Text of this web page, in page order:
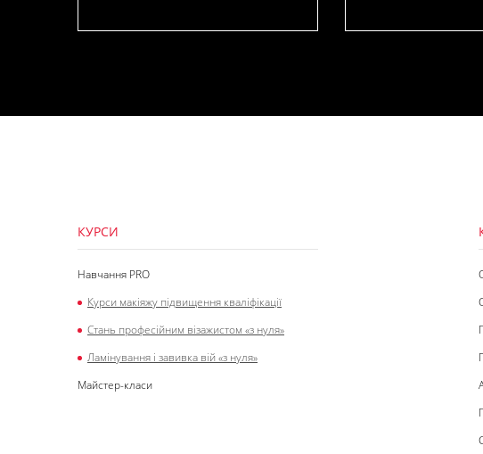
КУРСИ
Навчання PRO
Курси макіяжу підвищення кваліфікації
Стань професійним візажистом «з нуля»
Ламінування і завивка вій «з нуля»
Майстер-класи